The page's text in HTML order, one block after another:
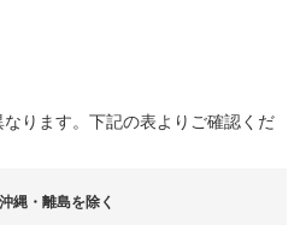
ります。下記の表よりご確認くだ
縄・離島を除く